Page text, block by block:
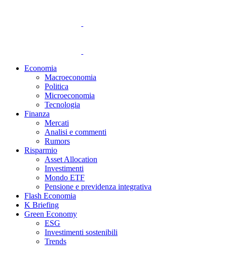
Economia
Macroeconomia
Politica
Microeconomia
Tecnologia
Finanza
Mercati
Analisi e commenti
Rumors
Risparmio
Asset Allocation
Investimenti
Mondo ETF
Pensione e previdenza integrativa
Flash Economia
K Briefing
Green Economy
ESG
Investimenti sostenibili
Trends